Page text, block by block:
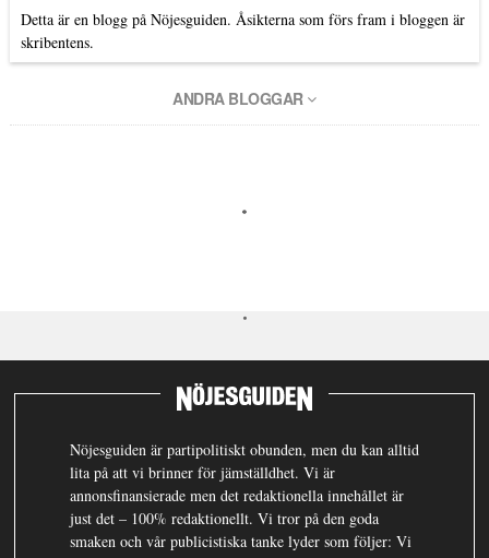
Detta är en blogg på Nöjesguiden. Åsikterna som förs fram i bloggen är
skribentens.
ANDRA BLOGGAR
Nöjesguiden är partipolitiskt obunden, men du kan alltid
lita på att vi brinner för jämställdhet. Vi är
annonsfinansierade men det redaktionella innehållet är
just det – 100% redaktionellt. Vi tror på den goda
smaken och vår publicistiska tanke lyder som följer: Vi